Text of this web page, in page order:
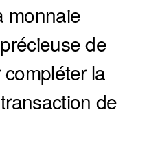
monnaie
de
la
de